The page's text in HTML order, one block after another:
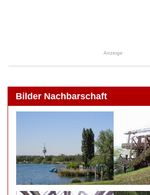
Anzeige
Bilder Nachbarschaft